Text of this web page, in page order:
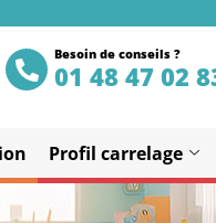
Besoin de conseils ?
01 48 47 02
Profil carrelage